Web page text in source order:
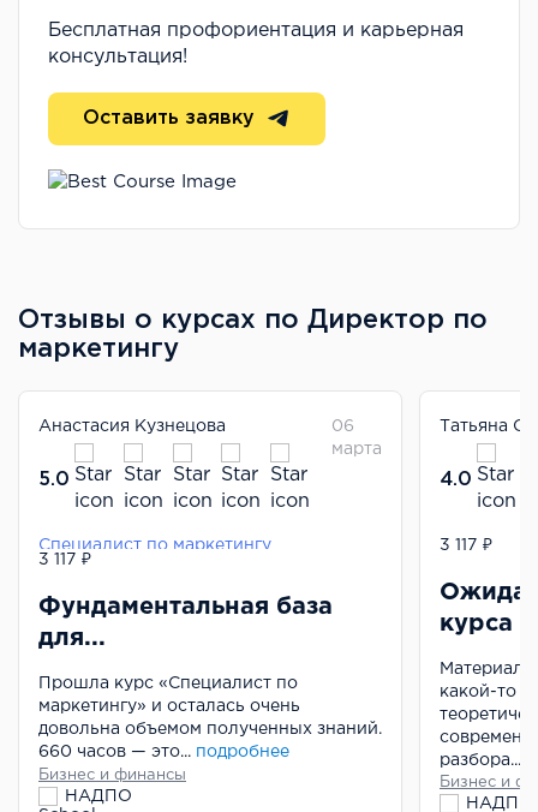
Бесплатная профориентация и карьерная
консультация!
Оставить заявку
Отзывы о курсах по Директор по
маркетингу
Анастасия Кузнецова
5.0
06
марта
Специалист по маркетингу
3 117 ₽
Фундаментальная база
для...
Прошла курс «Специалист по
маркетингу» и осталась очень
довольна объемом полученных знаний.
660 часов — это... подробнее
Бизнес и финансы
НАДПО
Татьяна
4.0
3 117 ₽
курса
Материала
какой-то
разбора...
Бизнес и
НАДПО